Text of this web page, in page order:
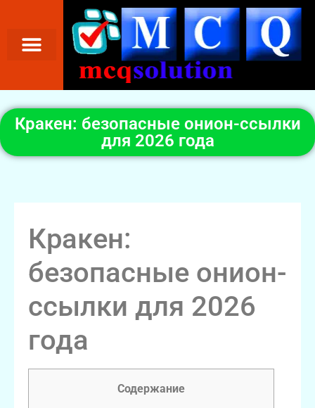
Кракен: безопасные онион-ссылки
для 2026 года
Кракен:
безопасные онион-
ссылки для 2026
года
Содержание